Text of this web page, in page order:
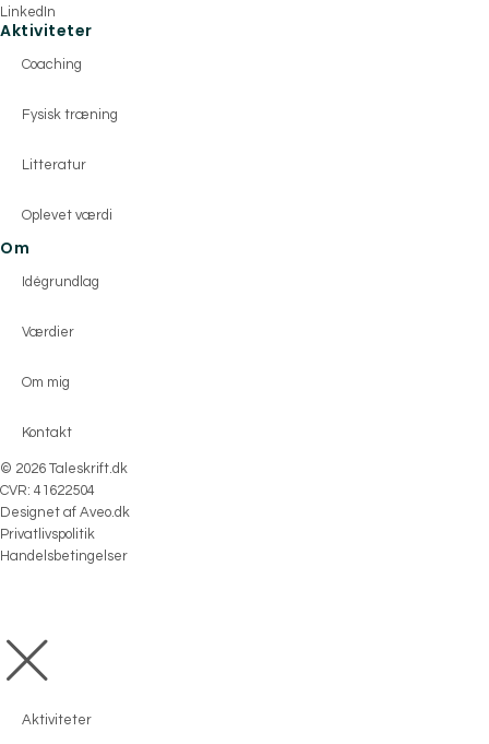
LinkedIn
Aktiviteter
Coaching
Fysisk træning
Litteratur
Oplevet værdi
Om
Idégrundlag
Værdier
Om mig
Kontakt
© 2026 Taleskrift.dk
CVR: 41622504
Designet af Aveo.dk
Privatlivspolitik
Handelsbetingelser
Aktiviteter